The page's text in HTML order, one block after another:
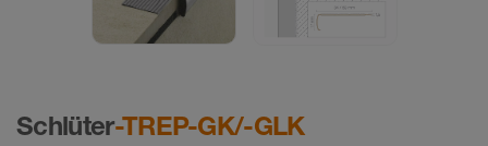
Schlüter-TREP-GK/-GLK